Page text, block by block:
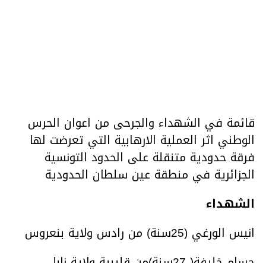
قائمة في الشهداء والجرحى من اعوان الحرس
الوطني اثر العملية الارهابية التي تعرضت لها
فرقة حدودية متنقلة على الحدود التونسية
الجزائرية في منطقة عين سلطان الحدودية
الشهداء
انيس الورغي (25سنة) من رادس ولاية بنعروس